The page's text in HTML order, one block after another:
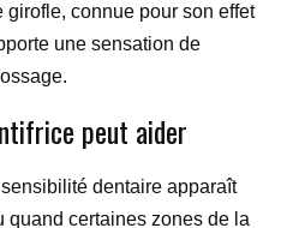
girofle, connue pour son effet
une sensation de
peut aider
dentaire apparaît
quand certaines zones de la